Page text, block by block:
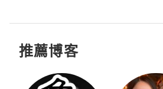
推薦博客